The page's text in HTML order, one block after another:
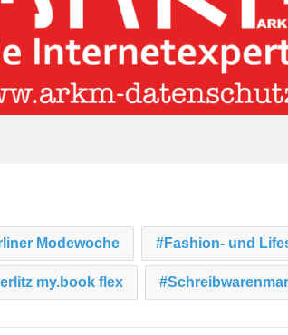
Modewoche Fashion- und
my.book flex